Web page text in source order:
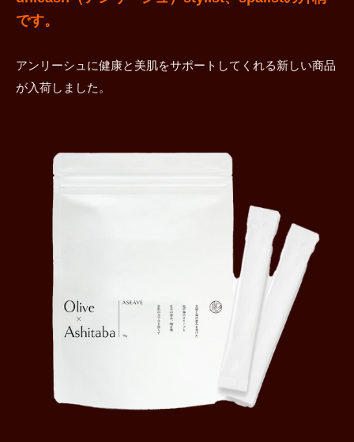
です。
アンリーシュに健康と美肌をサポートしてくれる新しい商品
が入荷しました。